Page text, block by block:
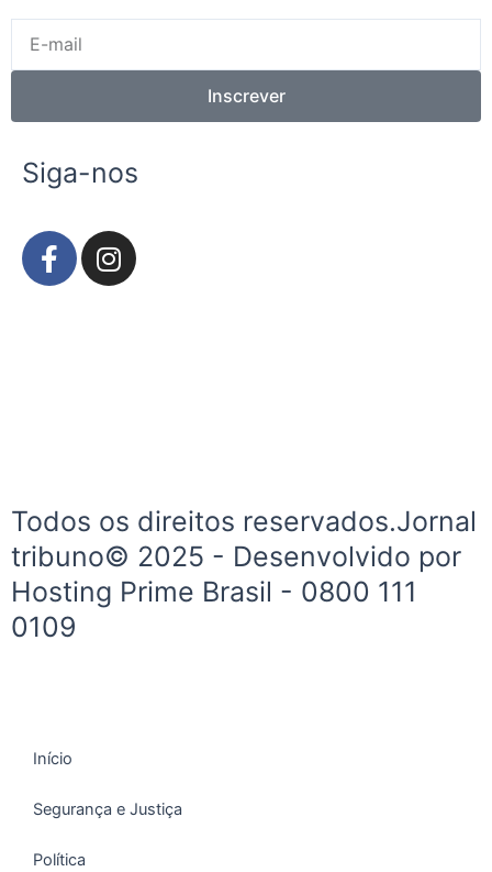
mail
Inscrever
Siga-nos
F
a
I
n
Todos os direitos reservados.Jornal
tribuno© 2025 - Desenvolvido por
Hosting Prime Brasil - 0800 111
0109
Início
Segurança e Justiça
Política